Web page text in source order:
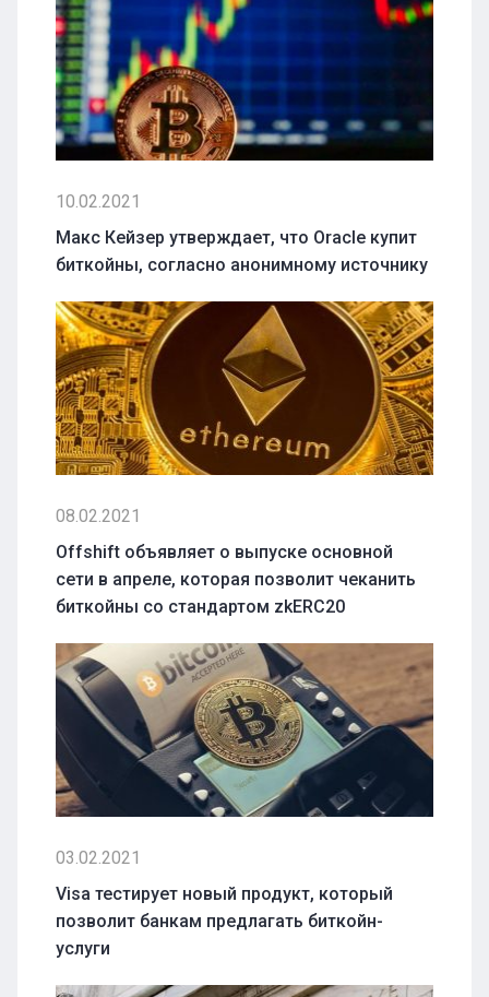
10.02.2021
Макс Кейзер утверждает, что Oracle купит
биткойны, согласно анонимному источнику
08.02.2021
Offshift объявляет о выпуске основной
сети в апреле, которая позволит чеканить
биткойны со стандартом zkERC20
03.02.2021
Visa тестирует новый продукт, который
позволит банкам предлагать биткойн-
услуги